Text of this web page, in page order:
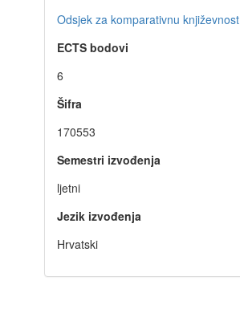
Odsjek za komparativnu književnost
ECTS bodovi
6
Šifra
170553
Semestri izvođenja
ljetni
Jezik izvođenja
Hrvatski